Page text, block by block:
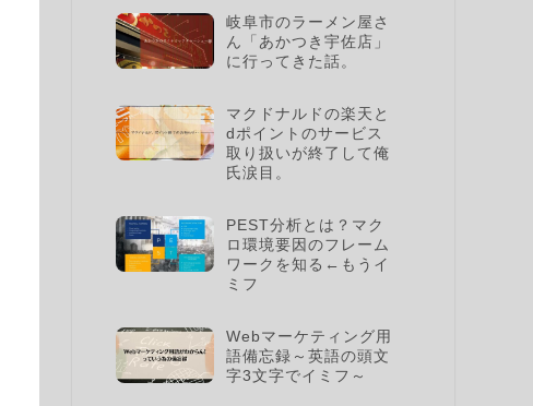
岐阜市のラーメン屋さ
ん「あかつき宇佐店」
に行ってきた話。
マクドナルドの楽天と
dポイントのサービス
取り扱いが終了して俺
氏涙目。
PEST分析とは？マク
ロ環境要因のフレーム
ワークを知る←もうイ
ミフ
Webマーケティング用
語備忘録～英語の頭文
字3文字でイミフ～